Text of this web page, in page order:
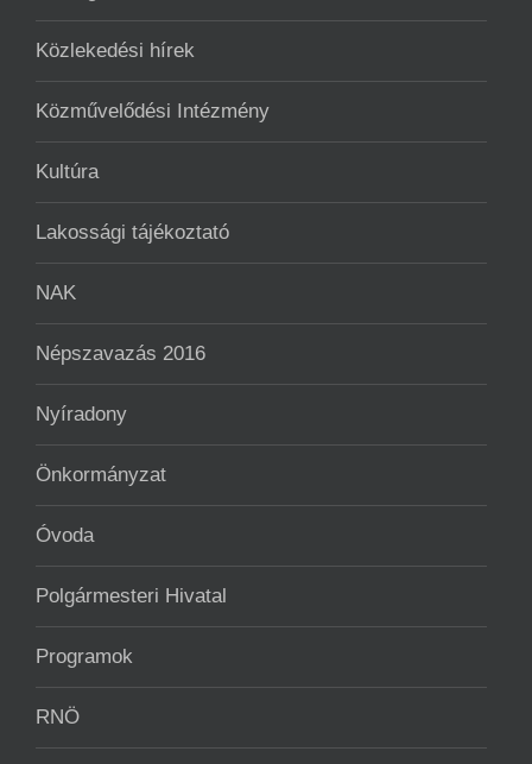
Közlekedési hírek
Közművelődési Intézmény
Kultúra
Lakossági tájékoztató
NAK
Népszavazás 2016
Nyíradony
Önkormányzat
Óvoda
Polgármesteri Hivatal
Programok
RNÖ